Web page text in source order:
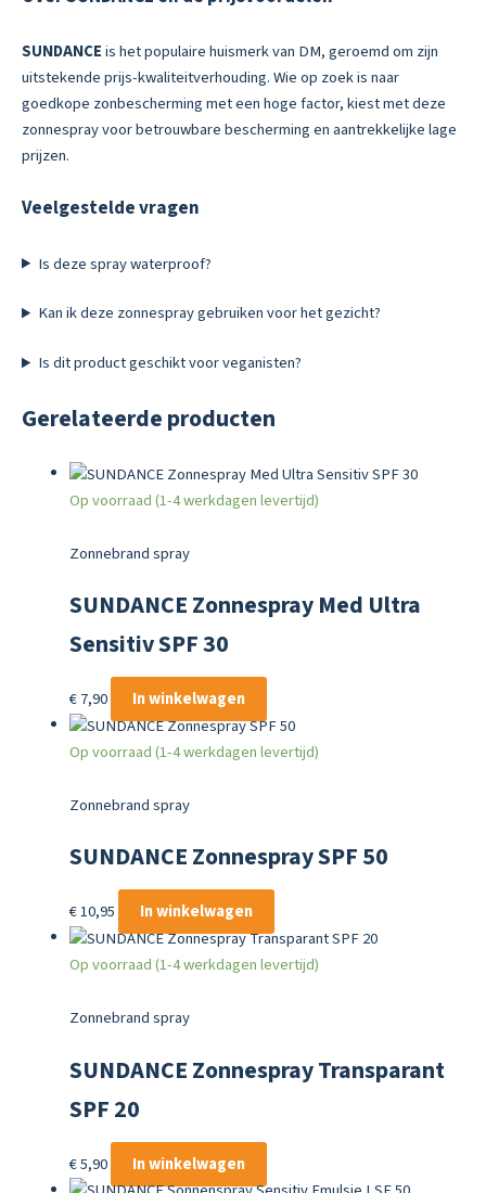
SUNDANCEis het populaire huismerk van DM, geroemd om zijn
uitstekende prijs-kwaliteitverhouding. Wie op zoek is naar
goedkope zonbescherming met een hoge factor, kiest met deze
zonnespray voor betrouwbare bescherming en aantrekkelijke lage
prijzen.
Veelgestelde vragen
Is deze spray waterproof?
Kan ik deze zonnespray gebruiken voor het gezicht?
Is dit product geschikt voor veganisten?
Gerelateerde producten
Op voorraad (1-4 werkdagen levertijd)
Zonnebrand spray
SUNDANCE Zonnespray Med Ultra
Sensitiv SPF 30
€7,90 In winkelwagen
Op voorraad (1-4 werkdagen levertijd)
Zonnebrand spray
SUNDANCE Zonnespray SPF 50
€10,95 In winkelwagen
Op voorraad (1-4 werkdagen levertijd)
Zonnebrand spray
SUNDANCE Zonnespray Transparant
SPF 20
€5,90 In winkelwagen